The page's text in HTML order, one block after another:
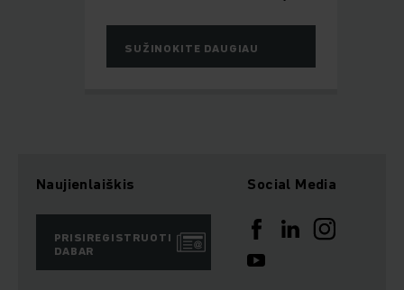
SUŽINOKITE DAUGIAU
Naujienlaiškis
PRISIREGISTRUOTI
DABAR
Social Media